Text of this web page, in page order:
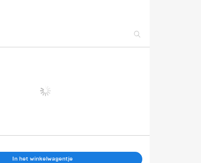
In het winkelwagentje